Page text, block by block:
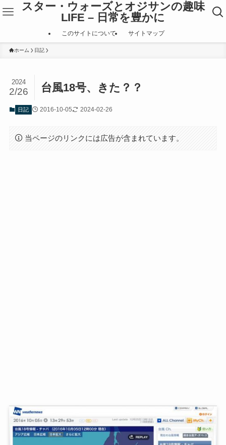
スター・ウォーズとオジサンの趣味
LIFE – 日常を豊かに
このサイトについて サイトマップ
ホーム 日記
台風18号、きた？？
2024
2/26
日記 2016-10-05 2024-02-26
当ページのリンクには広告が含まれています。